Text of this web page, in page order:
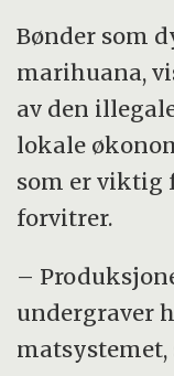
Bønder som
marihuana,
av den
lokale
som er viktig
forvitrer.
–
undergraver
matsystemet,